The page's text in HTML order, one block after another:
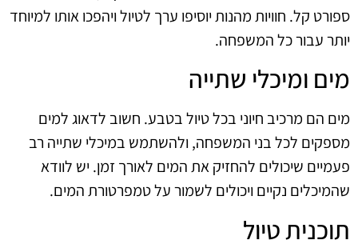
ספורט קל. חוויות מהנות יוסיפו ערך לטיול ויהפכו אותו למיוחד
יותר עבור כל המשפחה.
מים ומיכלי שתייה
מים הם מרכיב חיוני בכל טיול בטבע. חשוב לדאוג למים
מספקים לכל בני המשפחה, ולהשתמש במיכלי שתייה רב
פעמיים שיכולים להחזיק את המים לאורך זמן. יש לוודא
שהמיכלים נקיים ויכולים לשמור על טמפרטורת המים.
תוכנית טיול